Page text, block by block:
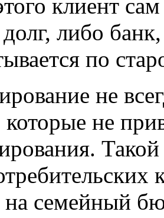
клиент
либо
по
не
которые не
семейный